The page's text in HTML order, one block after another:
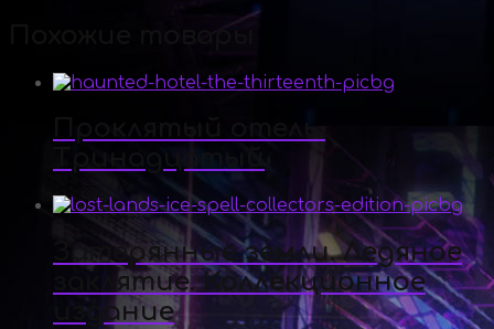
Похожие товары
Затерянные земли. Ледяное
заклятие. Коллекционное
издание